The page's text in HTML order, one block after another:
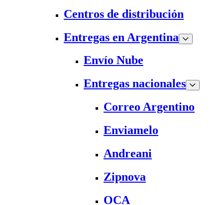
Centros de distribución
Entregas en Argentina
Envío Nube
Entregas nacionales
Correo Argentino
Enviamelo
Andreani
Zipnova
OCA